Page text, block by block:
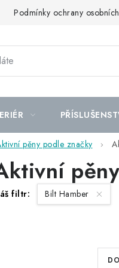
Podmínky ochrany osobních
pěny podle značky
filtr: Bilt Hamber
Ř